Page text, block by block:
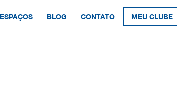
ESPAÇOS BLOG CONTATO MEU CLUBE